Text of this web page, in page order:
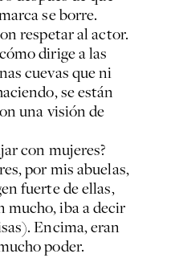
se borre.
respetar al actor.
dirige a las
cuevas que ni
se están
una visión de
con mujeres?
por mis abuelas,
fuerte de ellas,
mucho, iba a decir
Encima, eran
poder.